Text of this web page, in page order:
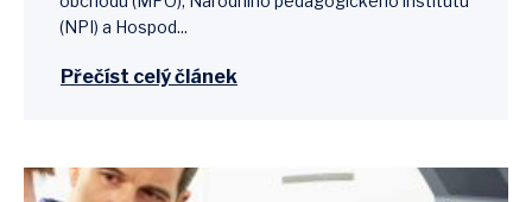
(NPI) a Hospod...
Přečíst celý článek